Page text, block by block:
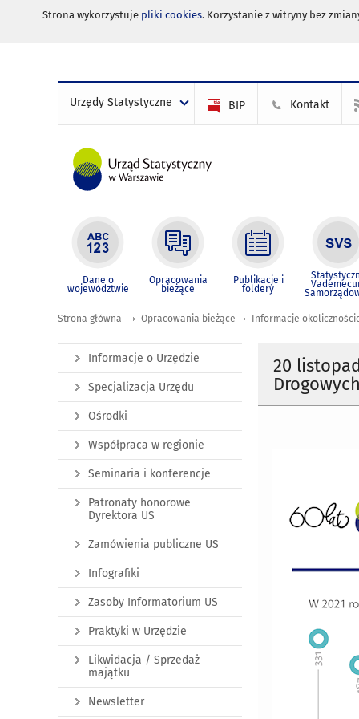
Strona wykorzystuje pliki cookies. Korzystanie z witryny bez
Urzędy Statystyczne BIP Kontakt
Dane o
województwie
Opracowania
bieżące
Publikacje i
foldery
Strona główna Opracowania bieżące Informacje
20
Informacje o Urzędzie
Specjalizacja Urzędu
Ośrodki
Współpraca w regionie
Seminaria i konferencje
Patronaty honorowe
Dyrektora US
Zamówienia publiczne US
Infografiki
Zasoby Informatorium US
Praktyki w Urzędzie
Likwidacja / Sprzedaż
majątku
Newsletter